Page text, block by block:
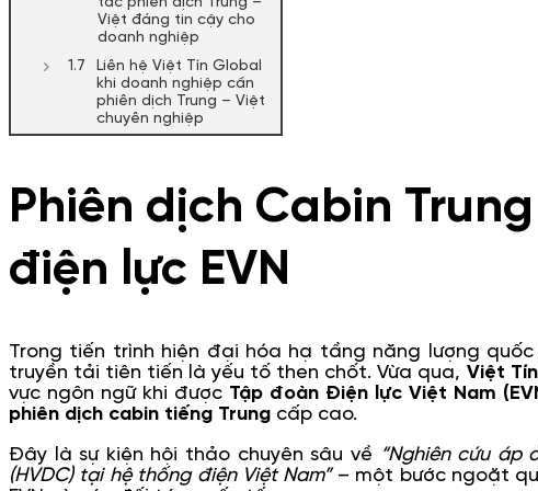
Việt đáng tin cậy cho
doanh nghiệp
Liên hệ Việt Tín Global
khi doanh nghiệp cần
phiên dịch Trung – Việt
chuyên nghiệp
Phiên dịch Cabin
điện lực EVN
Trong tiến trình hiện đại hóa hạ tầng năng lượng
truyền tải tiên tiến là yếu tố then chốt. Vừa qua, Việt
vực ngôn ngữ khi được Tập đoàn Điện lực Việt Nam
phiên dịch cabin tiếng Trung cấp cao.
Đây là sự kiện hội thảo chuyên sâu về “Nghiên cứu
(HVDC) tại hệ thống điện Việt Nam”– một bước ngoặt